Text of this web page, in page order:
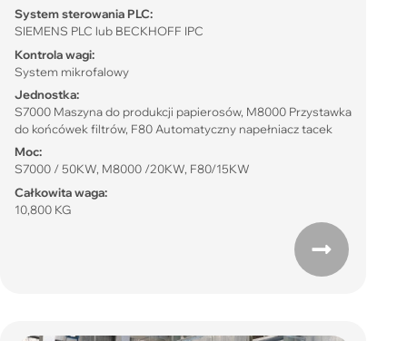
System sterowania PLC:
SIEMENS PLC lub BECKHOFF IPC
Kontrola wagi:
System mikrofalowy
Jednostka:
S7000 Maszyna do produkcji papierosów, M8000 Przystawka
do końcówek filtrów, F80 Automatyczny napełniacz tacek
Moc:
S7000 / 50KW, M8000 /20KW, F80/15KW
Całkowita waga:
10,800 KG